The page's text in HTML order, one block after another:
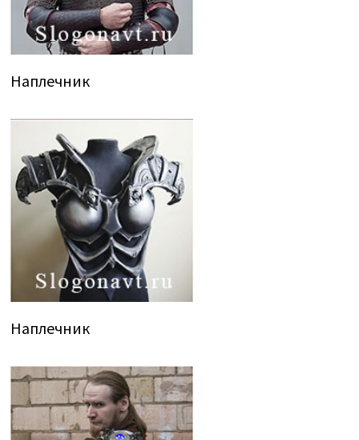
Наплечник
Наплечник